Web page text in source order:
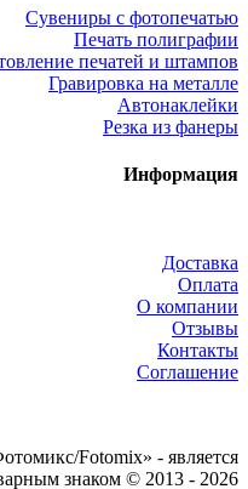
Сувениры с фотопечатью
Печать полиграфии
печатей и штампов
Гравировка на металле
Автонаклейки
Резка из фанеры
Информация
Доставка
Оплата
О компании
Отзывы
Контакты
Соглашение
Fotomix» - является
знаком © 2013 - 2026